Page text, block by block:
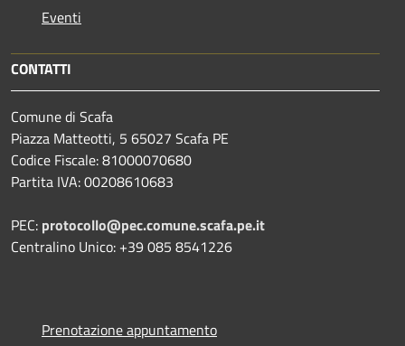
Eventi
CONTATTI
Comune di Scafa
Piazza Matteotti, 5 65027 Scafa PE
Codice Fiscale: 81000070680
Partita IVA: 00208610683
PEC: protocollo@pec.comune.scafa.pe.it
Centralino Unico: +39 085 8541226
Prenotazione appuntamento